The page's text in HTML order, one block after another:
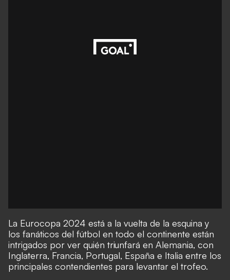
La Eurocopa 2024 está a la vuelta de la esquina y
los fanáticos del fútbol en todo el continente están
intrigados por ver quién triunfará en Alemania, con
Inglaterra, Francia, Portugal, España e Italia entre los
principales contendientes para levantar el trofeo.